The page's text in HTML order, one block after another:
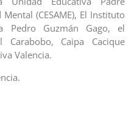
(CESAME), El Instituto
Pedro Guzmán Gago, el
Carabobo, Caipa Cacique
Valencia.